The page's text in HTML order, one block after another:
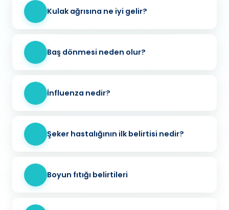
Kulak ağrısına ne iyi gelir?
Baş dönmesi neden olur?
İnfluenza nedir?
Şeker hastalığının ilk belirtisi nedir?
Boyun fıtığı belirtileri